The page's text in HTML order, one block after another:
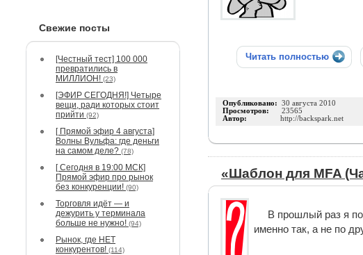
Свежие посты
[Честный тест] 100 000
превратились в
МИЛЛИОН! (23)
[ЭФИР СЕГОДНЯ!] Четыре
вещи, ради которых стоит
прийти (92)
[ Прямой эфир 4 августа]
Волны Вульфа: где деньги
на самом деле? (78)
[ Сегодня в 19:00 МСК]
Прямой эфир про рынок
без конкуренции! (90)
Торговля идёт — и
дежурить у терминала
больше не нужно! (94)
Рынок, где НЕТ
конкурентов! (114)
Читать полностью
Опубликовано: 30 августа 2010
Просмотров: 23565
Автор: http://backspark.net
«Шаблон для MFA
В прошлый раз я
именно так, а не по